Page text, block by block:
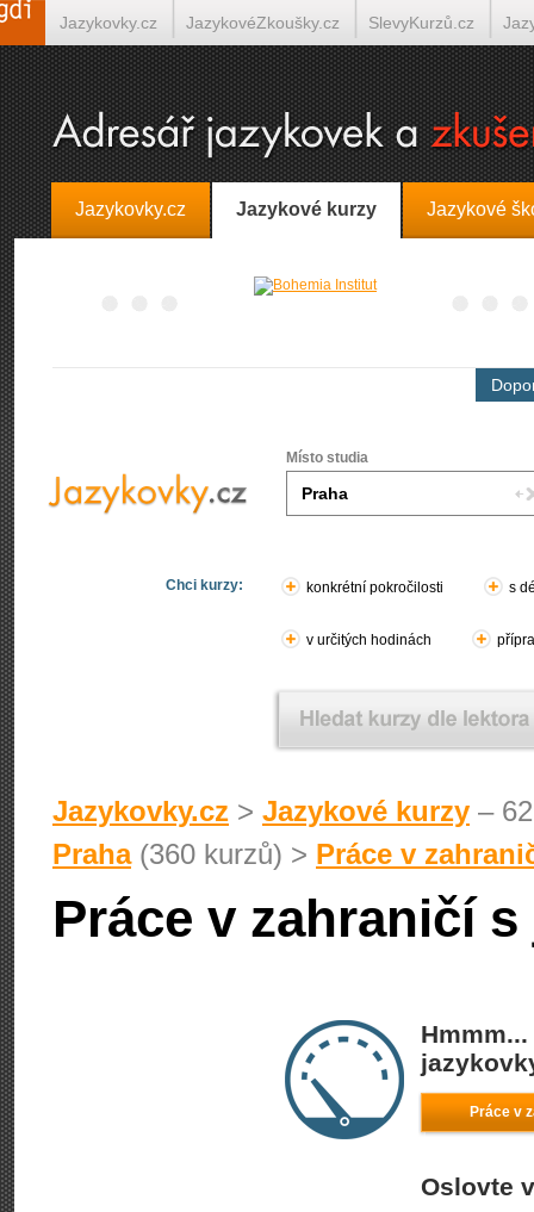
Jazykovky.cz Jazykové kurzy Jazykové
Místo studia
Chci kurzy: konkrétní pokročilosti s
v určitých hodinách
Jazykovky.cz > Jazykové kurzy –
Praha(360 kurzů) > Práce v
Práce v zahraničí
Práce v
Oslovte
Jazykovky.cz JazykovéZkoušky.cz SlevyKurzů.cz
Španělština on-line Italština on-line Tlumočení-